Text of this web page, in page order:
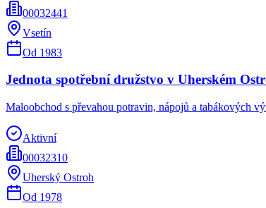
00032441
Vsetín
Od 1983
Jednota spotřební družstvo v Uherském
Maloobchod s převahou potravin, nápojů a tabákových
Aktivní
00032310
Uherský Ostroh
Od 1978